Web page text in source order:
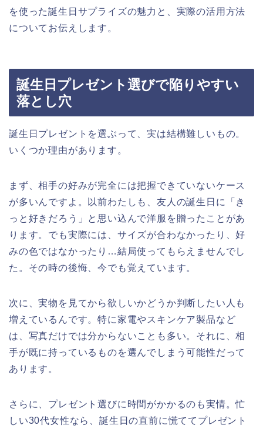
を使った誕生日サプライズの魅力と、実際の活用方法
についてお伝えします。
誕生日プレゼント選びで陥りやすい
落とし穴
誕生日プレゼントを選ぶって、実は結構難しいもの。
いくつか理由があります。
まず、相手の好みが完全には把握できていないケース
が多いんですよ。以前わたしも、友人の誕生日に「き
っと好きだろう」と思い込んで洋服を贈ったことがあ
ります。でも実際には、サイズが合わなかったり、好
みの色ではなかったり…結局使ってもらえませんでし
た。その時の後悔、今でも覚えています。
次に、実物を見てから欲しいかどうか判断したい人も
増えているんです。特に家電やスキンケア製品など
は、写真だけでは分からないことも多い。それに、相
手が既に持っているものを選んでしまう可能性だって
あります。
さらに、プレゼント選びに時間がかかるのも実情。忙
しい30代女性なら、誕生日の直前に慌ててプレゼント